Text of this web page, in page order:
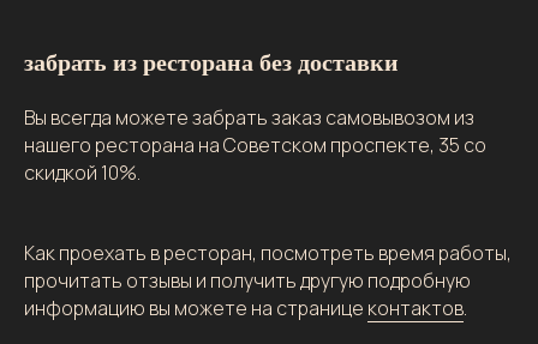
забрать из ресторана без доставки
Вы всегда можете забрать заказ самовывозом из
нашего ресторана на Советском проспекте, 35 со
скидкой 10%.
Как проехать в ресторан, посмотреть время работы,
прочитать отзывы и получить другую подробную
информацию вы можете на странице контактов.